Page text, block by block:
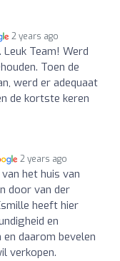
2 years ago
Team! Werd
Toen de
werd er adequaat
de kortste keren
2 years ago
het huis van
door van der
heeft hier
en
daarom bevelen
verkopen.